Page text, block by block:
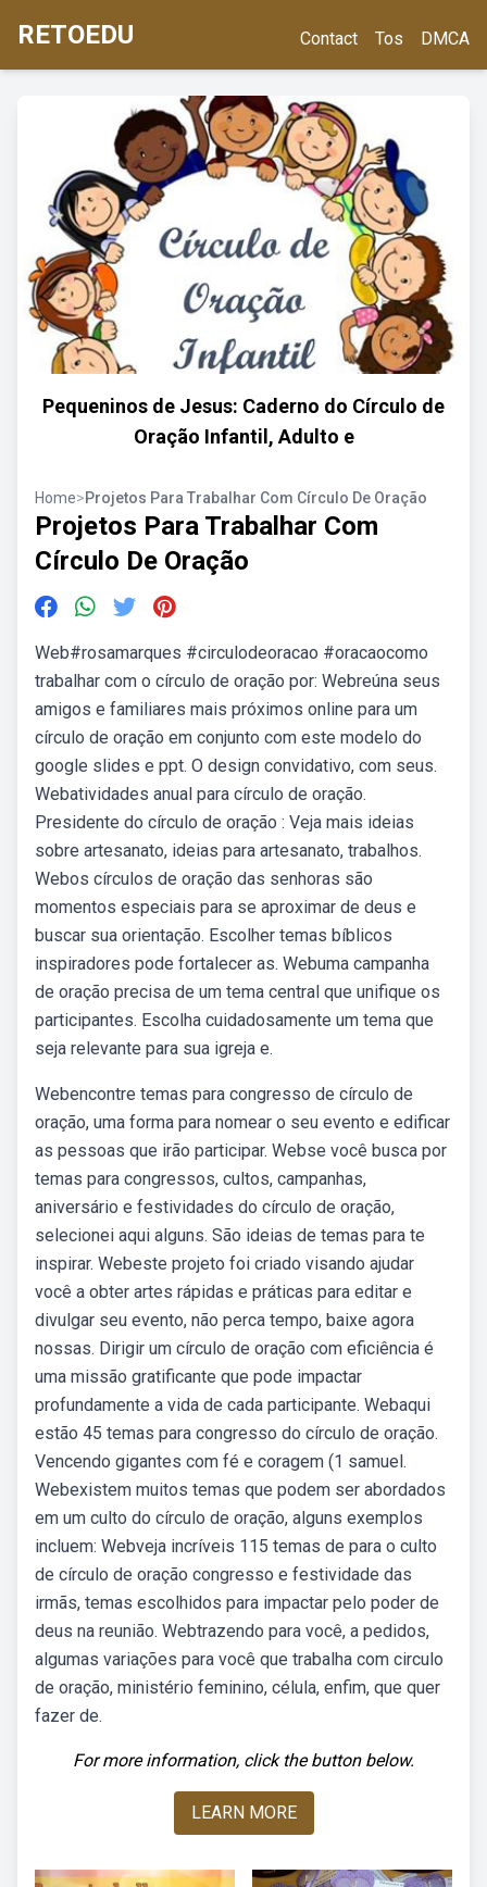
RETOEDU Contact Tos DMCA
Pequeninos de Jesus: Caderno do Círculo de
Oração Infantil, Adulto e
Home>Projetos Para Trabalhar Com Círculo De Oração
Projetos Para Trabalhar Com
Círculo De Oração
Web#rosamarques #circulodeoracao #oracaocomo
trabalhar com o círculo de oração por: Webreúna seus
amigos e familiares mais próximos online para um
círculo de oração em conjunto com este modelo do
google slides e ppt. O design convidativo, com seus.
Webatividades anual para círculo de oração.
Presidente do círculo de oração : Veja mais ideias
sobre artesanato, ideias para artesanato, trabalhos.
Webos círculos de oração das senhoras são
momentos especiais para se aproximar de deus e
buscar sua orientação. Escolher temas bíblicos
inspiradores pode fortalecer as. Webuma campanha
de oração precisa de um tema central que unifique os
participantes. Escolha cuidadosamente um tema que
seja relevante para sua igreja e.
Webencontre temas para congresso de círculo de
oração, uma forma para nomear o seu evento e edificar
as pessoas que irão participar. Webse você busca por
temas para congressos, cultos, campanhas,
aniversário e festividades do círculo de oração,
selecionei aqui alguns. São ideias de temas para te
inspirar. Webeste projeto foi criado visando ajudar
você a obter artes rápidas e práticas para editar e
divulgar seu evento, não perca tempo, baixe agora
nossas. Dirigir um círculo de oração com eficiência é
uma missão gratificante que pode impactar
profundamente a vida de cada participante. Webaqui
estão 45 temas para congresso do círculo de oração.
Vencendo gigantes com fé e coragem (1 samuel.
Webexistem muitos temas que podem ser abordados
em um culto do círculo de oração, alguns exemplos
incluem: Webveja incríveis 115 temas de para o culto
de círculo de oração congresso e festividade das
irmãs, temas escolhidos para impactar pelo poder de
deus na reunião. Webtrazendo para você, a pedidos,
algumas variações para você que trabalha com circulo
de oração, ministério feminino, célula, enfim, que quer
fazer de.
For more information, click the button below.
LEARN MORE